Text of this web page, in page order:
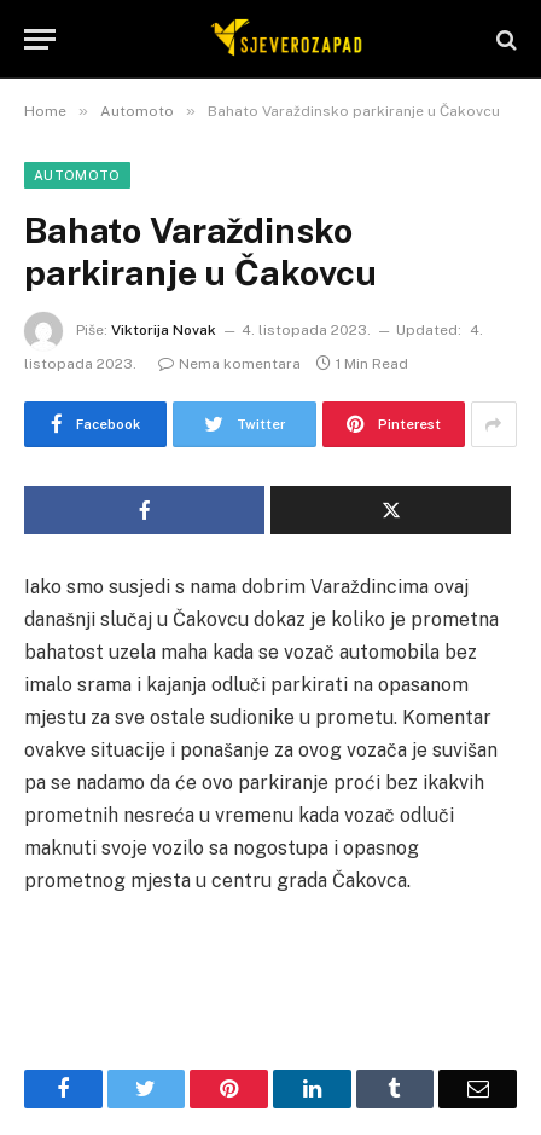
Home » Automoto » Bahato Varaždinsko parkiranje u Čakovcu
AUTOMOTO
Bahato Varaždinsko
parkiranje u Čakovcu
Piše: Viktorija Novak 4. listopada 2023. Updated:
4.
listopada 2023.
Nema komentara 1 Min Read
Facebook Twitter Pinterest
Iako smo susjedi s nama dobrim Varaždincima ovaj
današnji slučaj u Čakovcu dokaz je koliko je prometna
bahatost uzela maha kada se vozač automobila bez
imalo srama i kajanja odluči parkirati na opasanom
mjestu za sve ostale sudionike u prometu. Komentar
ovakve situacije i ponašanje za ovog vozača je suvišan
pa se nadamo da će ovo parkiranje proći bez ikakvih
prometnih nesreća u vremenu kada vozač odluči
maknuti svoje vozilo sa nogostupa i opasnog
prometnog mjesta u centru grada Čakovca.
Facebook Pinterest LinkedIn Email